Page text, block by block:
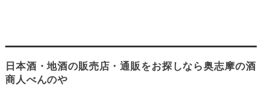
日本酒・地酒の販売店・通販をお探しなら奥志摩の酒
商人べんのや